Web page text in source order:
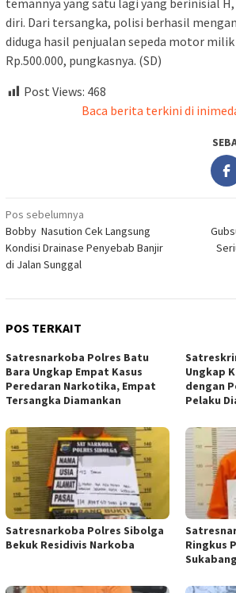
temannya yang satu lagi yang berinisial
diri. Dari tersangka, polisi berhasil
diduga hasil penjualan sepeda motor
Rp.500.000, pungkasnya. (SD)
Post Views: 468
Baca berita terkini di
Navigasi
pos
Pos sebelumnya
Bobby Nasution Cek Langsung
Kondisi Drainase Penyebab Banjir
di Jalan Sunggal
POS TERKAIT
Satresnarkoba Polres Batu
Bara Ungkap Empat Kasus
Peredaran Narkotika, Empat
Tersangka Diamankan
Ungkap
dengan
Pelaku
Satresnarkoba Polres Sibolga
Bekuk Residivis Narkoba
Ringkus